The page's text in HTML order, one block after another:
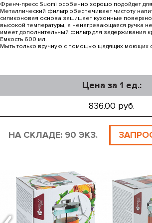
Френч-пресс Suomi особенно хорошо подойдет
Металлический фильтр обеспечивает чистоту
силиконовая основа защищает кухонные
высокой температуры, а ненагревающаяся ручка
имеет дополнительный фильтр для задерживания
Емкость 600 мл.
Мыть только вручную с помощью щадящих моющих
Цена за 1 ед.:
836.00 руб.
НА СКЛАДЕ: 90 ЭКЗ.